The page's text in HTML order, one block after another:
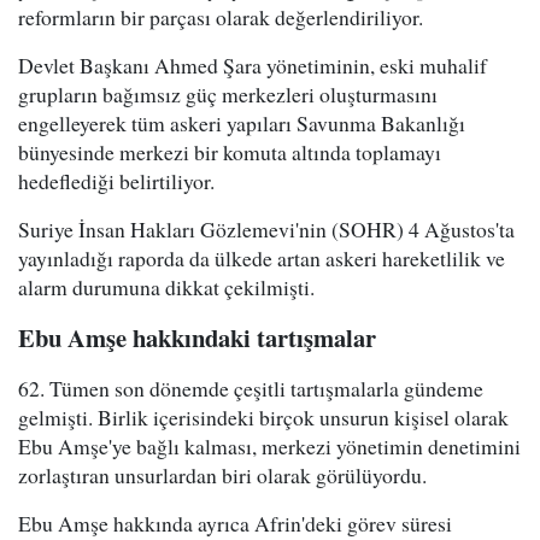
reformların bir parçası olarak değerlendiriliyor.
Devlet Başkanı Ahmed Şara yönetiminin, eski muhalif
grupların bağımsız güç merkezleri oluşturmasını
engelleyerek tüm askeri yapıları Savunma Bakanlığı
bünyesinde merkezi bir komuta altında toplamayı
hedeflediği belirtiliyor.
Suriye İnsan Hakları Gözlemevi'nin (SOHR) 4 Ağustos'ta
yayınladığı raporda da ülkede artan askeri hareketlilik ve
alarm durumuna dikkat çekilmişti.
Ebu Amşe hakkındaki tartışmalar
62. Tümen son dönemde çeşitli tartışmalarla gündeme
gelmişti. Birlik içerisindeki birçok unsurun kişisel olarak
Ebu Amşe'ye bağlı kalması, merkezi yönetimin denetimini
zorlaştıran unsurlardan biri olarak görülüyordu.
Ebu Amşe hakkında ayrıca Afrin'deki görev süresi